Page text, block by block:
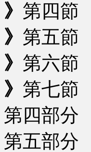
》 第四節
》 第五節
》 第六節
》 第七節
第四部分
第五部分